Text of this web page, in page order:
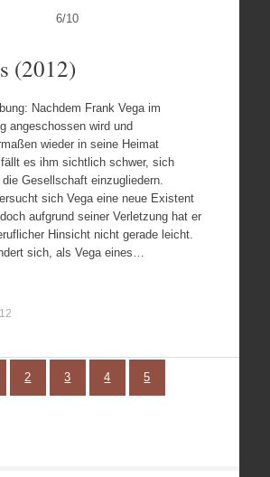
6/10
(2012)
Nachdem Frank Vega im
angeschossen wird und
wieder in seine Heimat
es ihm sichtlich schwer, sich
Gesellschaft einzugliedern.
sich Vega eine neue Existent
aufgrund seiner Verletzung hat er
Hinsicht nicht gerade leicht.
sich, als Vega eines…
2 3 4 5